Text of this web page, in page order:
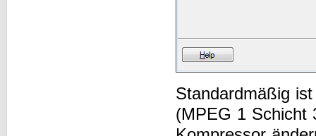
Standardmäßig
(MPEG 1 Schicht